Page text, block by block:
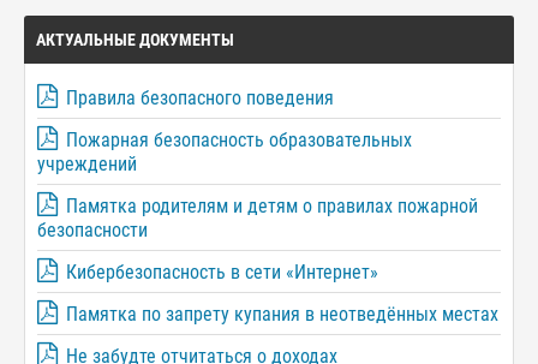
АКТУАЛЬНЫЕ ДОКУМЕНТЫ
Правила безопасного поведения
Пожарная безопасность образовательных
учреждений
Памятка родителям и детям о правилах пожарной
безопасности
Кибербезопасность в сети «Интернет»
Памятка по запрету купания в неотведённых местах
Не забудте отчитаться о доходах